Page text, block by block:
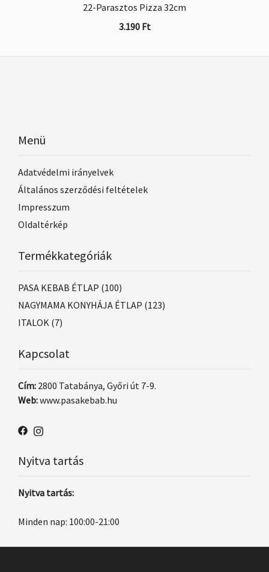
22-Parasztos Pizza 32cm
3.190 Ft
Menü
Adatvédelmi irányelvek
Általános szerződési feltételek
Impresszum
Oldaltérkép
Termékkategóriák
PASA KEBAB ÉTLAP (100)
NAGYMAMA KONYHÁJA ÉTLAP (123)
ITALOK (7)
Kapcsolat
Cím: 2800 Tatabánya, Győri út 7-9.
Web:www.pasakebab.hu
Nyitva tartás
Nyitva tartás:
Minden nap: 100:00-21:00